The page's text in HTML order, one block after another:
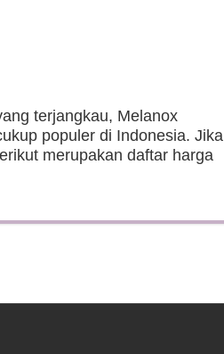
terjangkau, Melanox
populer di Indonesia. Jika
merupakan daftar harga